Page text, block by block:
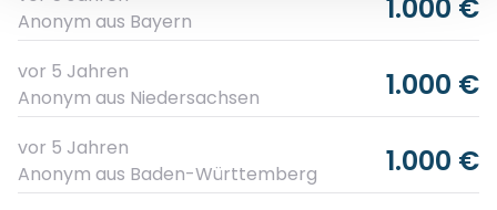
Anonym aus Bayern 1.000 €
vor 5 Jahren
Anonym aus Niedersachsen 1.000 €
vor 5 Jahren
Anonym aus Baden-Württemberg 1.000 €